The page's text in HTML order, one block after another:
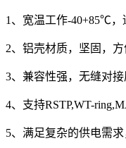
1 、宽温工作-40+85℃，
2、铝壳材质，坚固，
3、兼容性强，无缝对
4、支持RSTP,WT-
5、满足复杂的供电需求